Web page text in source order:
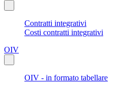
Contratti integrativi
Costi contratti integrativi
OIV
OIV - in formato tabellare